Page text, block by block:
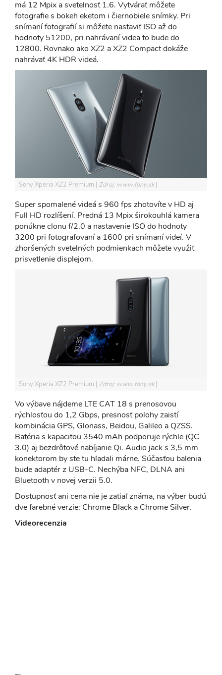
má 12 Mpix a svetelnosť 1.6. Vytvárať môžete
fotografie s bokeh eketom i čiernobiele snímky. Pri
snímaní fotografií si môžete nastaviť ISO až do
hodnoty 51200, pri nahrávaní videa to bude do
12800. Rovnako ako XZ2 a XZ2 Compact dokáže
nahrávať 4K HDR videá.
Sony Xperia XZ2 Premium Zdroj: www.fony.sk
Super spomalené videá s 960 fps zhotovíte v HD aj
Full HD rozlíšení. Predná 13 Mpix širokouhlá kamera
ponúkne clonu f/2.0 a nastavenie ISO do hodnoty
3200 pri fotografovaní a 1600 pri snímaní videí. V
zhoršených svetelných podmienkach môžete využiť
prisvetlenie displejom.
Sony Xperia XZ2 Premium Zdroj: www.fony.sk
Vo výbave nájdeme LTE CAT 18 s prenosovou
rýchlosťou do 1,2 Gbps, presnosť polohy zaistí
kombinácia GPS, Glonass, Beidou, Galileo a QZSS.
Batéria s kapacitou 3540 mAh podporuje rýchle (QC
3.0) aj bezdrôtové nabíjanie Qi. Audio jack s 3,5 mm
konektorom by ste tu hľadali márne. Súčasťou balenia
bude adaptér z USB-C. Nechýba NFC, DLNA ani
Bluetooth v novej verzii 5.0.
Dostupnosť ani cena nie je zatiaľ známa, na výber budú
dve farebné verzie: Chrome Black a Chrome Silver.
Videorecenzia